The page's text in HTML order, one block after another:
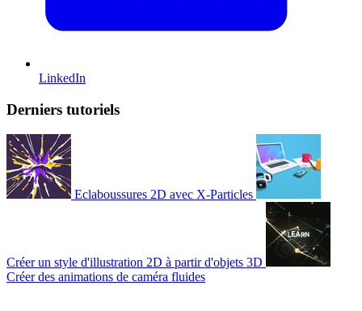
LinkedIn
Derniers tutoriels
Eclaboussures 2D avec X-Particles
Créer un style d'illustration 2D à partir d'objets 3D
Créer des animations de caméra fluides